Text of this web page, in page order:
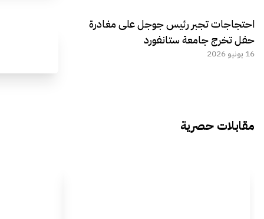
احتجاجات تجبر رئيس جوجل على مغادرة
حفل تخرج جامعة ستانفورد
16 يونيو 2026
مقابلات حصرية